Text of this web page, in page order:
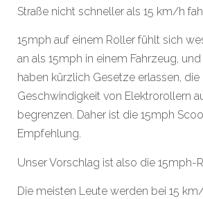
Straße nicht schneller als 15 km/h
15mph auf einem Roller fühlt sich
an als 15mph in einem Fahrzeug,
haben kürzlich Gesetze erlassen, die
Geschwindigkeit von Elektrorollern
begrenzen. Daher ist die 15mph
Empfehlung.
Unser Vorschlag ist also die 15mph-
Die meisten Leute werden bei 15